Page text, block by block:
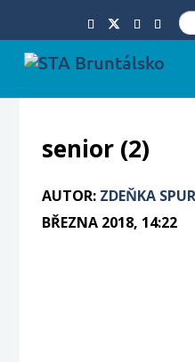
senior (2)
AUTOR: ZDEŇKA
BŘEZNA 2018, 14:22